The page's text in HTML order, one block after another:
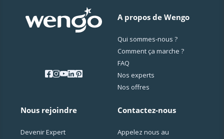
A propos de Wengo
Qui sommes-nous ?
Comment ça marche ?
FAQ
Nos experts
Nos offres
Nous rejoindre
Devenir Expert
Contactez-nous
Appelez nous au